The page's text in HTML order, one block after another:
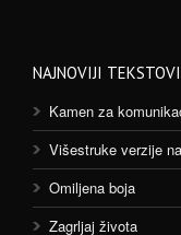
NAJNOVIJI TEKSTOVI
Kamen za
Višestruke verzije
Omiljena boja
Zagrljaj života